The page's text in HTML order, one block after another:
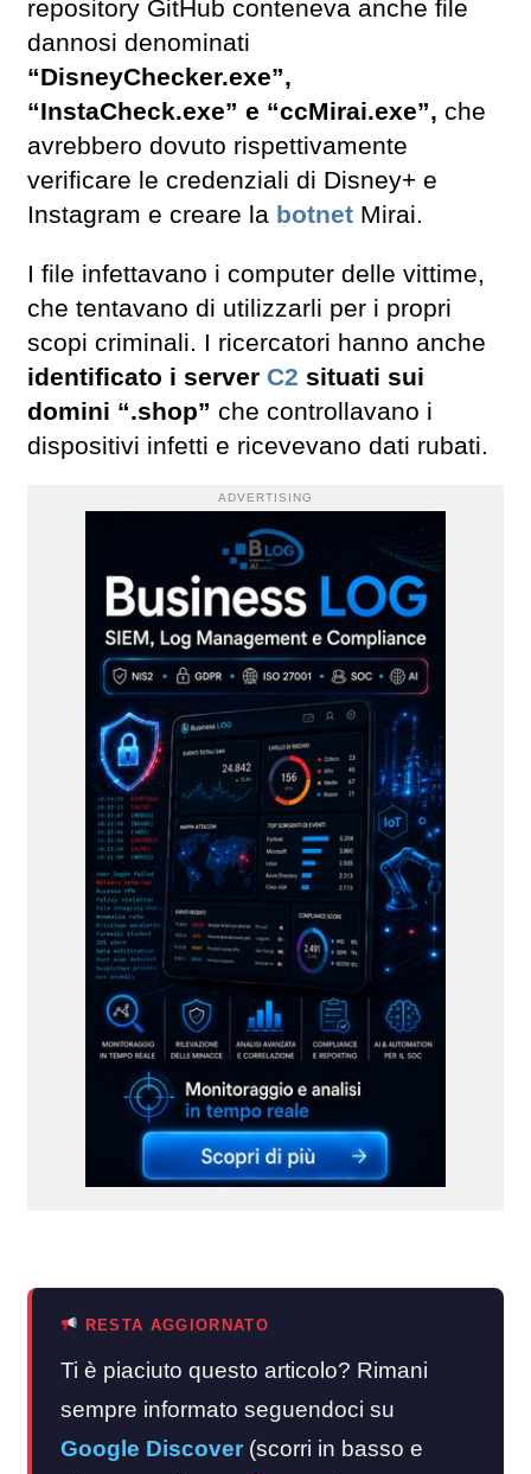
repository GitHub conteneva anche file
dannosi denominati
“DisneyChecker.exe”,
“InstaCheck.exe” e “ccMirai.exe”, che
avrebbero dovuto rispettivamente
verificare le credenziali di Disney+ e
Instagram e creare la botnet Mirai.
I file infettavano i computer delle vittime,
che tentavano di utilizzarli per i propri
scopi criminali. I ricercatori hanno anche
identificato i server C2 situati sui
domini “.shop” che controllavano i
dispositivi infetti e ricevevano dati rubati.
ADVERTISING
RESTA AGGIORNATO
Ti è piaciuto questo articolo? Rimani
sempre informato seguendoci su
Google Discover (scorri in basso e